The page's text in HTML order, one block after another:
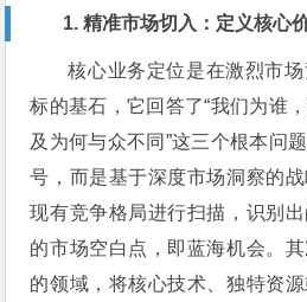
1. 精准市场切入：定义核心
核心业务定位是在激烈市
标的基石，它回答了“我们为谁
及为何与众不同”这三个根本问
号，而是基于深度市场洞察的
现有竞争格局进行扫描，识别
的市场空白点，即蓝海机会。
的领域，将核心技术、独特资